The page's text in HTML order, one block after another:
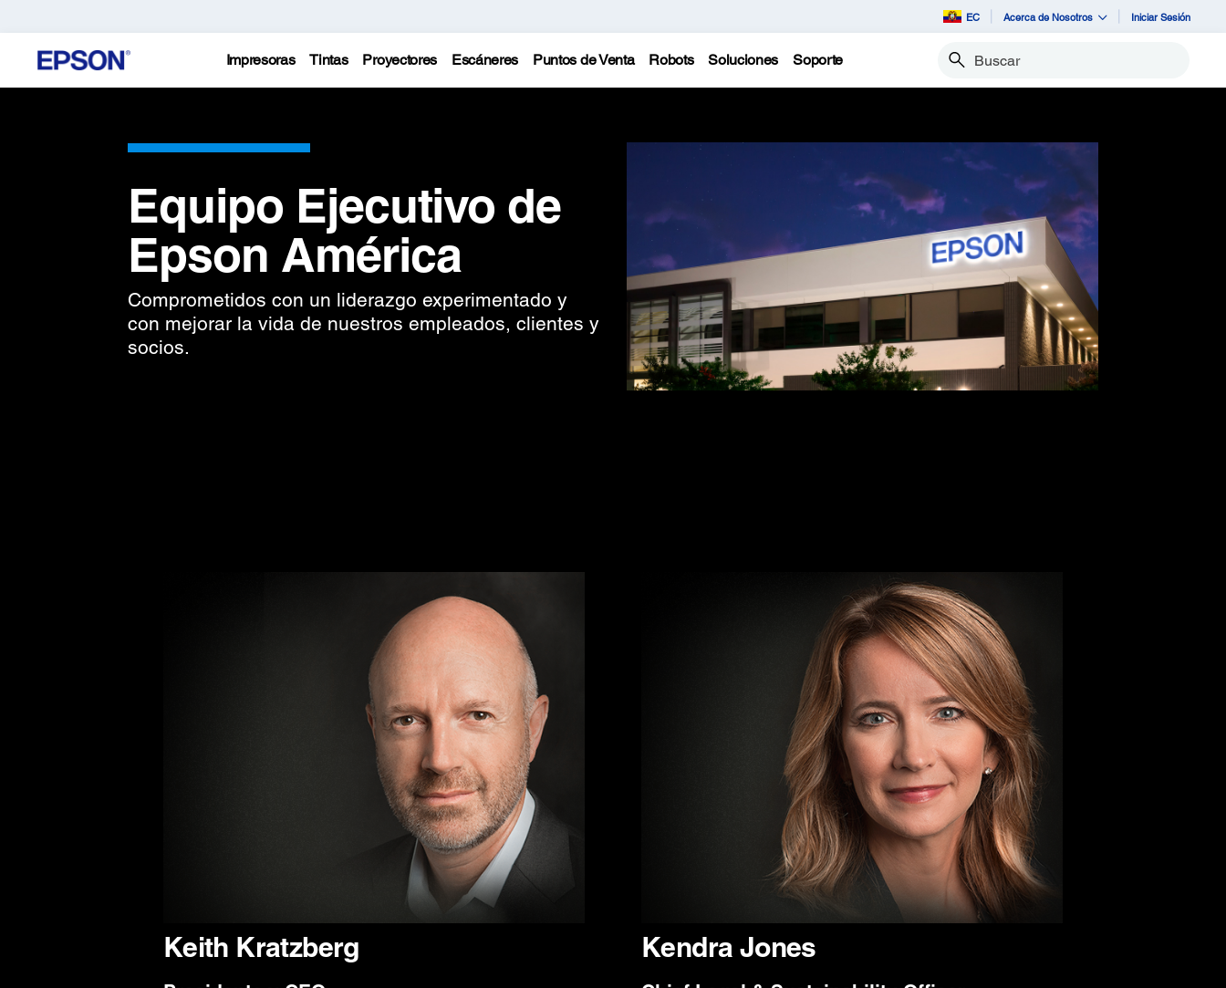
EC Acerca de Nosotros Iniciar Sesión
Impresoras Tintas Proyectores Escáneres Puntos de Venta Robots Soluciones Soporte Buscar
Equipo Ejecutivo de
Epson América
Comprometidos con un liderazgo experimentado y
con mejorar la vida de nuestros empleados, clientes y
socios.
Keith Kratzberg Kendra Jones